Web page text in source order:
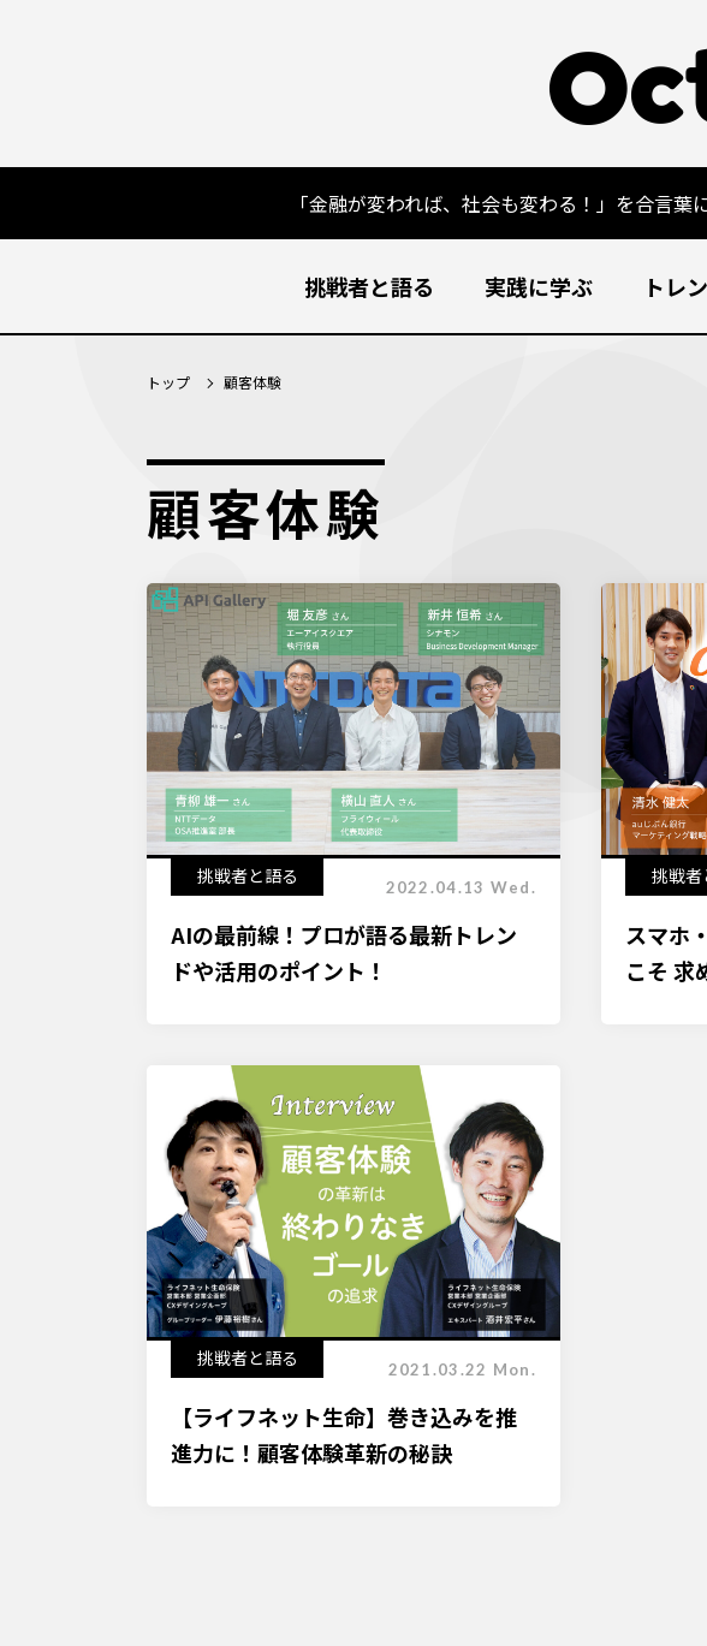
挑戦者と語る 実践に学ぶ トレ
「金融が変われば、社会も変わる！」を合言
トップ 顧客体験
顧客体験
挑戦者と語る 2022.04.13 Wed.
AIの最前線！プロが語る最新トレン
ドや活用のポイント！
挑戦者
スマホ
こそ 求
挑戦者と語る 2021.03.22 Mon.
【ライフネット生命】巻き込みを推
進力に！顧客体験革新の秘訣